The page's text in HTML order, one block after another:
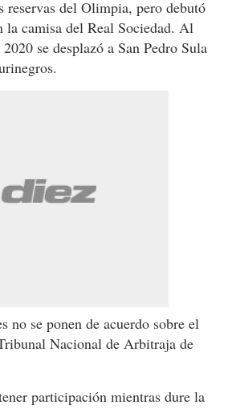
reservas del Olimpia, pero debutó
camisa del Real Sociedad. Al
se desplazó a San Pedro Sula
no se ponen de acuerdo sobre el
Nacional de Arbitraja de
participación mientras dure la